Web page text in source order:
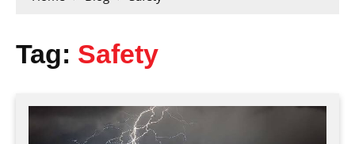
Tag: Safety